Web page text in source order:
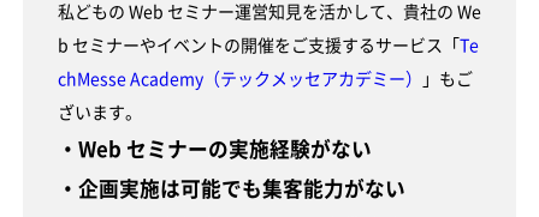
私どもの Web セミナー運営知見を活かして、貴社の We
b セミナーやイベントの開催をご支援するサービス「 Te
chMesse Academy（テックメッセアカデミー）
」もご
ざいます。
・Web セミナーの実施経験がない
・企画実施は可能でも集客能力がない